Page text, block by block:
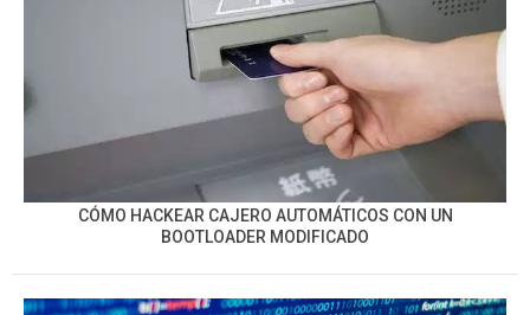
CÓMO HACKEAR CAJERO AUTOMÁTICOS CON UN
BOOTLOADER MODIFICADO